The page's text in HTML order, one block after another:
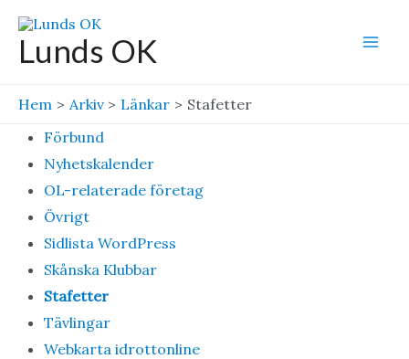
Hoppa
innehåll
Lunds OK
Hem Arkiv Länkar
Stafetter
Förbund
Nyhetskalender
OL-relaterade företag
Övrigt
Sidlista WordPress
Skånska Klubbar
Stafetter
Tävlingar
Webkarta idrottonline